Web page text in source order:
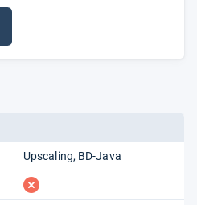
Upscaling BD-Java
fehlt